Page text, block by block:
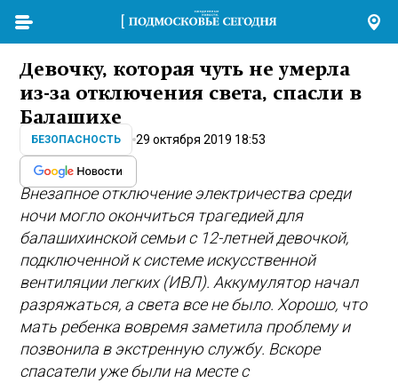
Девочку, которая чуть не умерла
из-за отключения света, спасли в
Балашихе
БЕЗОПАСНОСТЬ 29 октября 2019 18:53
Внезапное отключение электричества среди
ночи могло окончиться трагедией для
балашихинской семьи с 12-летней девочкой,
подключенной к системе искусственной
вентиляции легких (ИВЛ). Аккумулятор начал
разряжаться, а света все не было. Хорошо, что
мать ребенка вовремя заметила проблему и
позвонила в экстренную службу. Вскоре
спасатели уже были на месте с